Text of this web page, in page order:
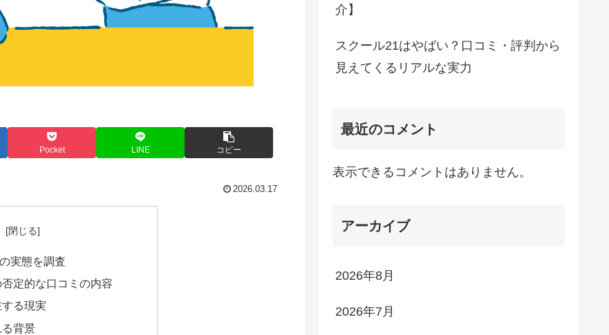
Pocket LINE コピー
2026.03.17
実態を調査
定的な口コミの内容
る現実
背景
介】
スクール21はやばい？口コミ・評判から
見えてくるリアルな実力
最近のコメント
表示できるコメントはありません。
アーカイブ
2026年8月
2026年7月